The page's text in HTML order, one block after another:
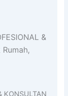
&
KONSULTAN